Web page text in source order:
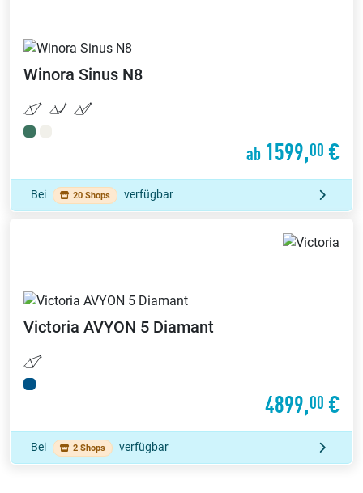
Winora Sinus N8
ab 1599,00 €
Bei 20 Shops verfügbar
Victoria AVYON 5 Diamant
4899,00 €
Bei 2 Shops verfügbar